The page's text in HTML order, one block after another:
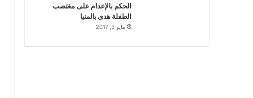
الحكم بالإعدام على مغتصب
الطفلة هدى بالمنيا
مايو 3, 2017